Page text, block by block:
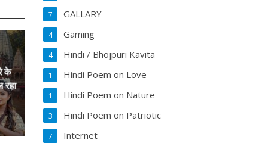
के
रहा
GALLARY
7
Gaming
4
Hindi / Bhojpuri Kavita
4
Hindi Poem on Love
1
Hindi Poem on Nature
1
Hindi Poem on Patriotic
3
Internet
7